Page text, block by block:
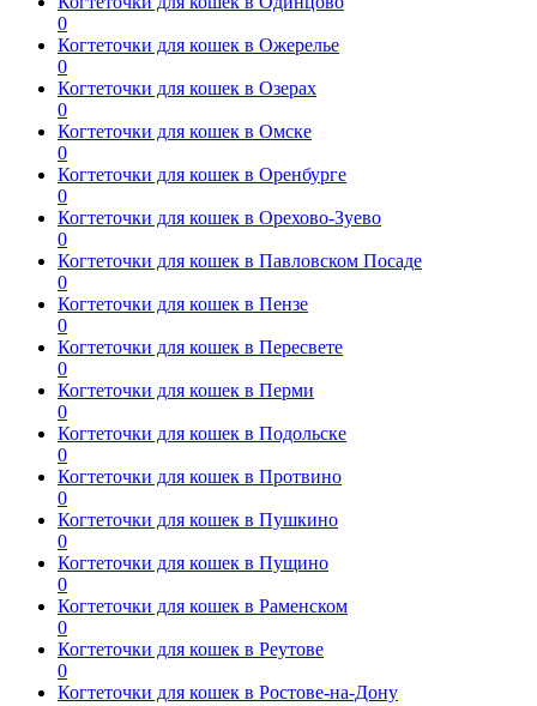
0
Когтеточки для кошек в Ожерелье
0
Когтеточки для кошек в Озерах
0
Когтеточки для кошек в Омске
0
Когтеточки для кошек в Оренбурге
0
Когтеточки для кошек в Орехово-Зуево
0
Когтеточки для кошек в Павловском Посаде
0
Когтеточки для кошек в Пензе
0
Когтеточки для кошек в Пересвете
0
Когтеточки для кошек в Перми
0
Когтеточки для кошек в Подольске
0
Когтеточки для кошек в Протвино
0
Когтеточки для кошек в Пушкино
0
Когтеточки для кошек в Пущино
0
Когтеточки для кошек в Раменском
0
Когтеточки для кошек в Реутове
0
Когтеточки для кошек в Ростове-на-Дону